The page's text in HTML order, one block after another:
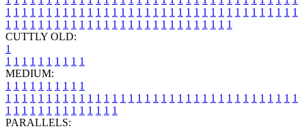
1 1 1 1 1 1 1 1 1 1 1 1 1 1 1 1 1 1 1 1 1 1 1 1 1 1 1 1 1 1 1 1 1 1 1 1
1 1 1 1 1 1 1 1 1 1 1 1 1 1 1 1 1 1 1 1 1 1 1 1 1 1 1 1
CUTTLY OLD:
1
1 1 1 1 1 1 1 1 1 1
MEDIUM:
1 1 1 1 1 1 1 1 1 1
1 1 1 1 1 1 1 1 1 1 1 1 1 1 1 1 1 1 1 1 1 1 1 1 1 1 1 1 1 1 1 1 1 1 1 1
1 1 1 1 1 1 1 1 1 1 1 1 1 1
PARALLELS: